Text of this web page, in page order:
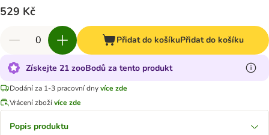
529 Kč
Přidat do košíkuPřidat do košíku
Získejte 21 zooBodů za tento produkt
Dodání za 1-3 pracovní dnyvíce zde
Vrácení zbožívíce zde
Popis produktu